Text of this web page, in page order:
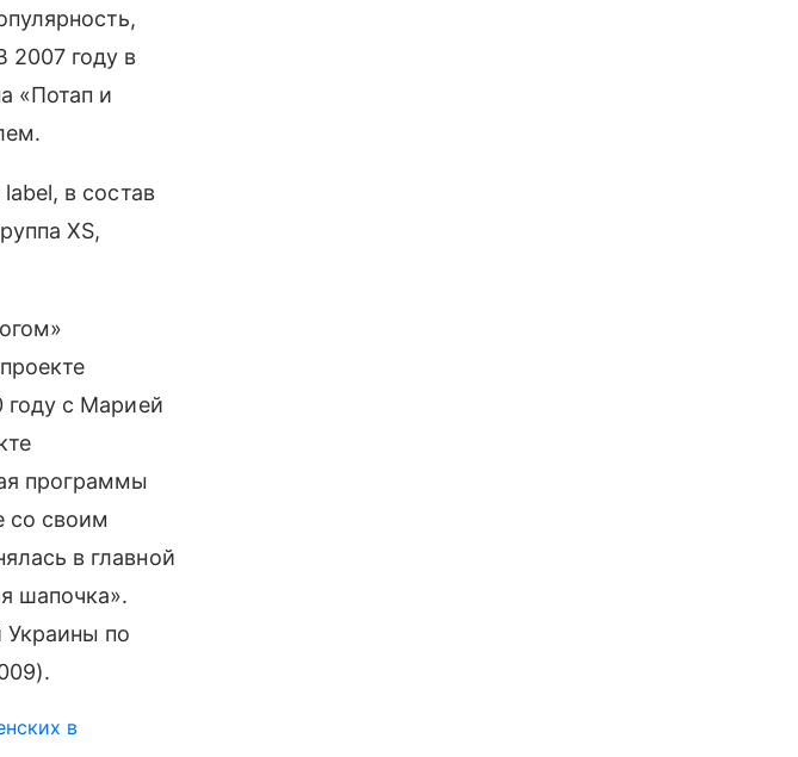
2007 году в
«Потап и
в состав
XS,
году с Марией
программы
со своим
в главной
шапочка».
по
в